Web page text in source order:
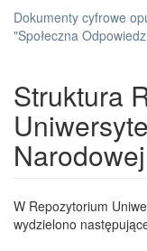
Dokumenty cyfrowe
"Społeczna
Struktura
Narodowej
W Repozytorium
wydzielono